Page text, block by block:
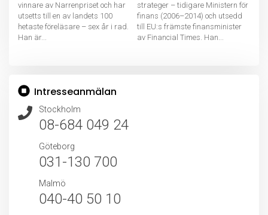
vinnare av Narrenpriset och har
utsetts till en av landets 100
hetaste föreläsare – sex år i rad.
Han är...
strateger – tidigare Ministern för
finans (2006–2014) och utsedd
till EU:s främste finansminister
av Financial Times. Han...
Intresseanmälan
Stockholm
08-684 049 24
Göteborg
031-130 700
Malmö
040-40 50 10